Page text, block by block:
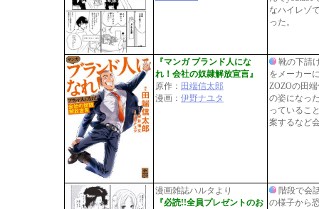
なハイレゾ
った。
『マンガ ブランド人にな
れ！会社の奴隷解放宣言』
原作： 田端信太郎
漫画： 伊野ナユタ
靴の下請
をメーカー
ZOZOの田
の姿になっ
っているこ
案するなど
漫画雑誌ハルタより
『必読!!全員プレゼントのお
階段で会
の様子から